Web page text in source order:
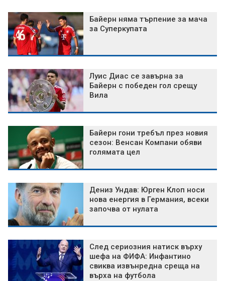
Байерн няма търпение за мача
за Суперкупата
Луис Диас се завърна за
Байерн с победен гол срещу
Вила
Байерн гони требъл през новия
сезон: Венсан Компани обяви
голямата цел
Дениз Ундав: Юрген Клоп носи
нова енергия в Германия, всеки
започва от нулата
След сериозния натиск върху
шефа на ФИФА: Инфантино
свиква извънредна среща на
върха на футбола